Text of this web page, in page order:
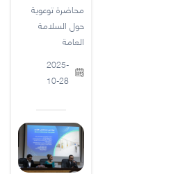
محاضرة توعوية
حول السلامة
العامة
2025-
10-28